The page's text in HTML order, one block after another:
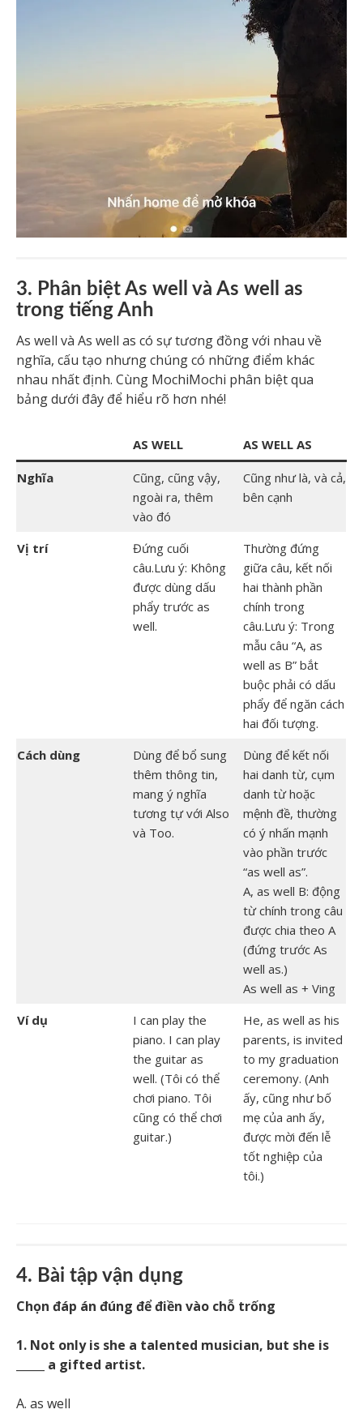
3. Phân biệt As well và As well as
trong tiếng Anh
As well và As well as có sự tương đồng với nhau về
nghĩa, cấu tạo nhưng chúng có những điểm khác
nhau nhất định. Cùng MochiMochi phân biệt qua
bảng dưới đây để hiểu rõ hơn nhé!
AS WELL AS WELL AS
Nghĩa
Cũng, cũng vậy,
ngoài ra, thêm
vào đó
Cũng như là, và cả,
bên cạnh
Vị trí
Đứng cuối
câu.Lưu ý: Không
được dùng dấu
phẩy trước as
well.
Thường đứng
giữa câu, kết nối
hai thành phần
chính trong
câu.Lưu ý: Trong
mẫu câu “A, as
well as B” bắt
buộc phải có dấu
phẩy để ngăn cách
hai đối tượng.
Cách dùng
Dùng để bổ sung
thêm thông tin,
mang ý nghĩa
tương tự với Also
và Too.
Dùng để kết nối
hai danh từ, cụm
danh từ hoặc
mệnh đề, thường
có ý nhấn mạnh
vào phần trước
“as well as”.
A, as well B: động
từ chính trong câu
được chia theo A
(đứng trước As
well as.)
As well as + Ving
Ví dụ
I can play the
piano. I can play
the guitar as
well. (Tôi có thể
chơi piano. Tôi
cũng có thể chơi
guitar.)
He, as well as his
parents, is invited
to my graduation
ceremony. (Anh
ấy, cũng như bố
mẹ của anh ấy,
được mời đến lễ
tốt nghiệp của
tôi.)
4. Bài tập vận dụng
Chọn đáp án đúng để điền vào chỗ trống
1. Not only is she a talented musician, but she is
_____ a gifted artist.
A. as well